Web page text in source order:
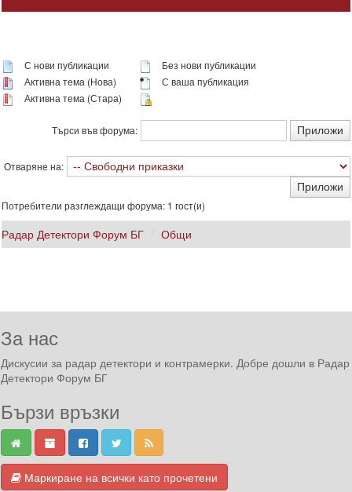
С нови публикации
Активна тема (Нова)
Активна тема (Стара)
Без нови публикации
С ваша публикация
Търси във форума:
Отваряне на:
Потребители разглеждащи форума: 1 гост(и)
Радар Детектори Форум БГ Общи
За нас
Дискусии за радар детектори и контрамерки. Добре дошли в Радар
Детектори Форум БГ
Бързи връзки
Маркиране на всички като прочетени